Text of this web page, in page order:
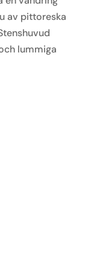
av pittoreska
lummiga